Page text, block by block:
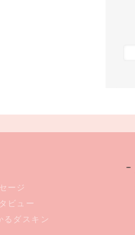
ージ
ビュー
るダスキン